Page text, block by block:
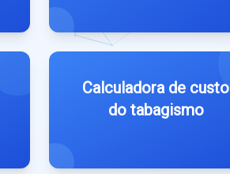
Calculadora de custo
do tabagismo